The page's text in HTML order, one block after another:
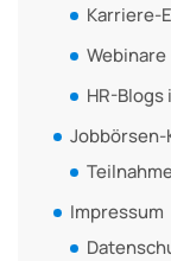
Karriere-
Webinare
HR-
Jobbörsen-
Impressum